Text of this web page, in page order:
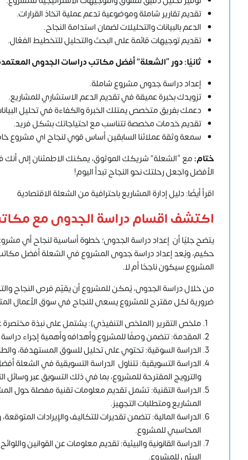
تقديم تقارير شاملة وموضوعية تدعم عملية اتخاذ القرارات.
الدعم بالبيانات والتحليلات لضمان استدامة النجاح.
تقديم توجيهات قائمة على البحث والتحليل للتخطيط الفعّال.
ثانيًا: دور “الشعلة” أفضلمكاتب دراسات الجدوى
إعداد دراسة جدوى مشروع شاملة.
تزويدك بخبرة عميقة في تقديم الدعم الاستشاري للمشاريع.
دعمك بفريق متخصص يمتلك الخبرة والكفاءة في تحليل
تقديم خدمات مخصصة تتناسب مع احتياجاتك بشكل فريد.
سمعة وثقة عملائنا السابقين أساس قوي لنجاح اي مشروع
ختام:مع “الشعلة” شريكك الموثوق، يمكنك الاطمئنان إلى
الأفضل واجعل رحلتك نحو النجاح تبدأ اليوم!
اقرأ أيضًا: دليل إدارة المشاريع باحترافية من الشعلة الاقتصادية
اكتشف اقسام دراسة الجدوى مع
يتضح جليًا أن إعداد دراسة الجدوى؛ خطوة أساسية لنجاح أي
حكيم، ويُعد إعداد دراسة جدوى المشروع في الشعلة أفضل
المشروع سيكون ناجحًا أم لا.
من خلال دراسة الجدوى، يُمكن للمشروع أن يقيّم فرص النجاح
ضرورية لكل مقترح للمشروع يسعى للنجاح في سوق الأعمال
ملخص التقرير (الملخص التنفيذي): يشتمل على نبذة مختصرة
المقدمة: تتضمن وصفًا للمشروع وأهدافه وأهمية إجراء
الدراسة السوقية: تحتوي على تحليل للسوق المستهدفة،
الدراسة التسويقية: تتناول الدراسة التسويقية في الشعلة
والترويج المقترحة للمشروع، بما في ذلك التسويق عبر وسائل
الدراسة التقنية: تشمل تقديم معلومات تقنية مفصلة حول
المشاريع ومتطلبات التجهيز.
الدراسة المالية: تتضمن تقديرات للتكاليف والإيرادات المتوقعة،
المحاسبي للمشروع.
الدراسة القانونية والبيئية: تقديم معلومات عن القوانين
البيئي للمشروع.